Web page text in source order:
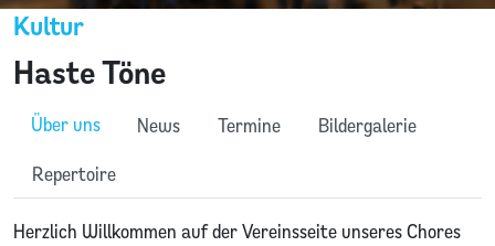
Haste Töne
Kultur
Über uns News Termine
Bildergalerie
Repertoire
Herzlich Willkommen auf der Vereinsseite unseres Chores